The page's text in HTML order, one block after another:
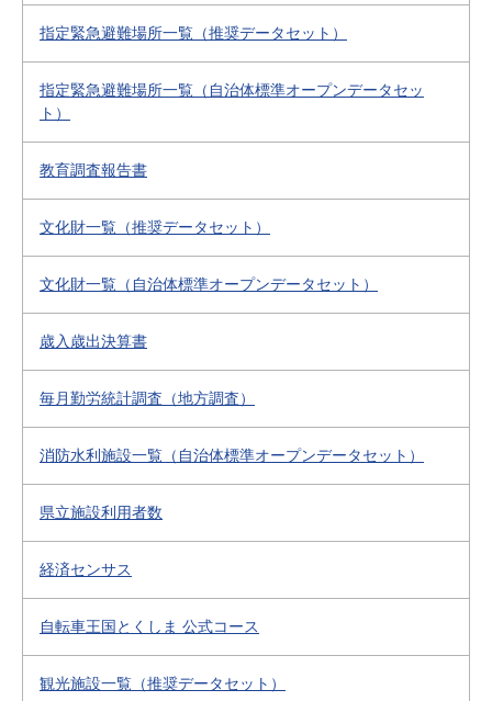
指定緊急避難場所一覧（推奨データセット）
指定緊急避難場所一覧（自治体標準オープンデータセッ
ト）
教育調査報告書
文化財一覧（推奨データセット）
文化財一覧（自治体標準オープンデータセット）
歳入歳出決算書
毎月勤労統計調査（地方調査）
消防水利施設一覧（自治体標準オープンデータセット）
県立施設利用者数
経済センサス
自転車王国とくしま 公式コース
観光施設一覧（推奨データセット）